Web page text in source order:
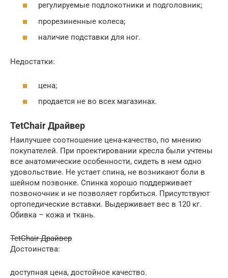
регулируемые подлокотники и подголовник;
прорезиненные колеса;
наличие подставки для ног.
Недостатки:
цена;
продается не во всех магазинах.
TetChair Драйвер
Наилучшее соотношение цена-качество, по мнению
покупателей. При проектировании кресла были учтены
все анатомические особенности, сидеть в нем одно
удовольствие. Не устает спина, не возникают боли в
шейном позвонке. Спинка хорошо поддерживает
позвоночник и не позволяет горбиться. Присутствуют
ортопедические вставки. Выдерживает вес в 120 кг.
Обивка – кожа и ткань.
TetChair Драйвер
Достоинства:
доступная цена, достойное качество.